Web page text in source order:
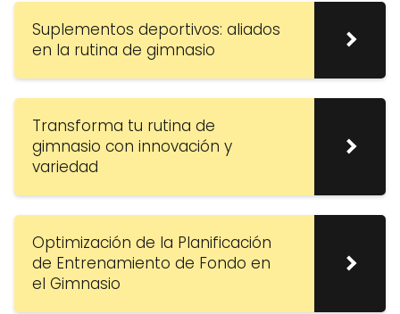
Suplementos deportivos: aliados
en la rutina de gimnasio
Transforma tu rutina de
gimnasio con innovación y
variedad
Optimización de la Planificación
de Entrenamiento de Fondo en
el Gimnasio